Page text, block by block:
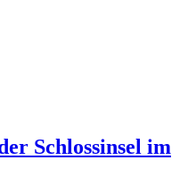
Schlossinsel im